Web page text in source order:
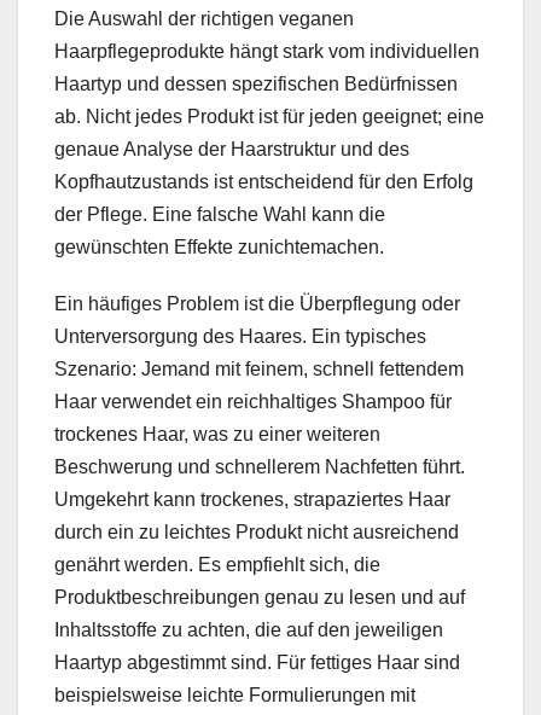
Die Auswahl der richtigen veganen
Haarpflegeprodukte hängt stark vom individuellen
Haartyp und dessen spezifischen Bedürfnissen
ab. Nicht jedes Produkt ist für jeden geeignet; eine
genaue Analyse der Haarstruktur und des
Kopfhautzustands ist entscheidend für den Erfolg
der Pflege. Eine falsche Wahl kann die
gewünschten Effekte zunichtemachen.
Ein häufiges Problem ist die Überpflegung oder
Unterversorgung des Haares. Ein typisches
Szenario: Jemand mit feinem, schnell fettendem
Haar verwendet ein reichhaltiges Shampoo für
trockenes Haar, was zu einer weiteren
Beschwerung und schnellerem Nachfetten führt.
Umgekehrt kann trockenes, strapaziertes Haar
durch ein zu leichtes Produkt nicht ausreichend
genährt werden. Es empfiehlt sich, die
Produktbeschreibungen genau zu lesen und auf
Inhaltsstoffe zu achten, die auf den jeweiligen
Haartyp abgestimmt sind. Für fettiges Haar sind
beispielsweise leichte Formulierungen mit